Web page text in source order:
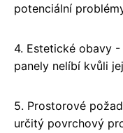
potenciální
4. Estetické obavy
panely nelíbí kvůli
5. Prostorové
určitý povrchový